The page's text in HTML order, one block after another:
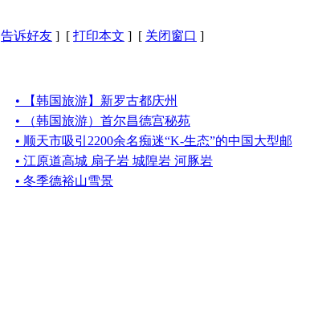
告诉好友 ] [ 打印本文 ] [ 关闭窗口 ]
• 【韩国旅游】新罗古都庆州
• （韩国旅游）首尔昌德宫秘苑
• 顺天市吸引2200余名痴迷“K-生态”的中国大型邮
• 江原道高城 扇子岩 城隍岩 河豚岩
• 冬季德裕山雪景